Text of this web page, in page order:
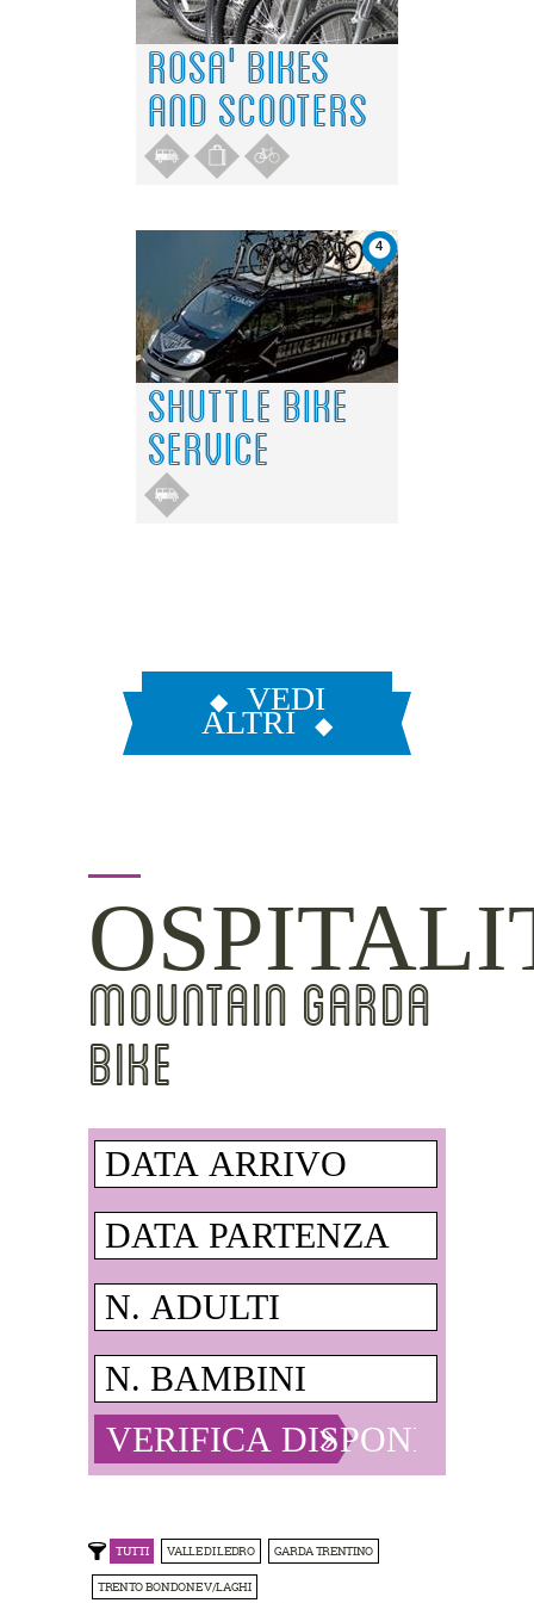
ROSA' BIKES
AND SCOOTERS
4
SHUTTLE BIKE
SERVICE
VEDI
ALTRI
MOUNTAIN GARDA
BIKE
TUTTI VALLE DI LEDRO GARDA TRENTINO
TRENTO BONDONE V/LAGHI